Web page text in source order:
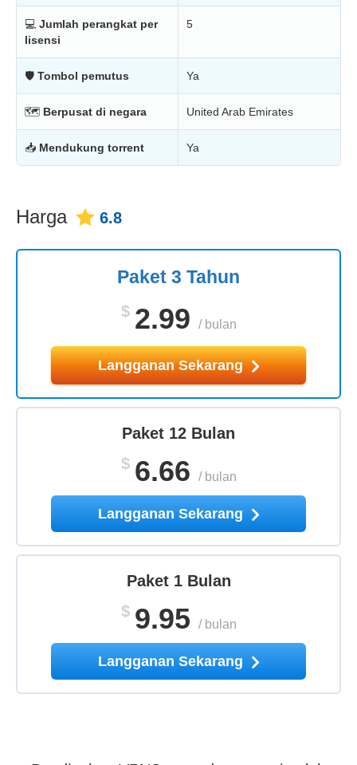
💻 Jumlah perangkat per
lisensi
5
🛡 Tombol pemutus Ya
🗺 Berpusat di negara United Arab Emirates
📥 Mendukung torrent Ya
Harga 6.8
Paket 3 Tahun
$ 2.99 / bulan
Langganan Sekarang
Paket 12 Bulan
$ 6.66 / bulan
Langganan Sekarang
Paket 1 Bulan
$ 9.95 / bulan
Langganan Sekarang